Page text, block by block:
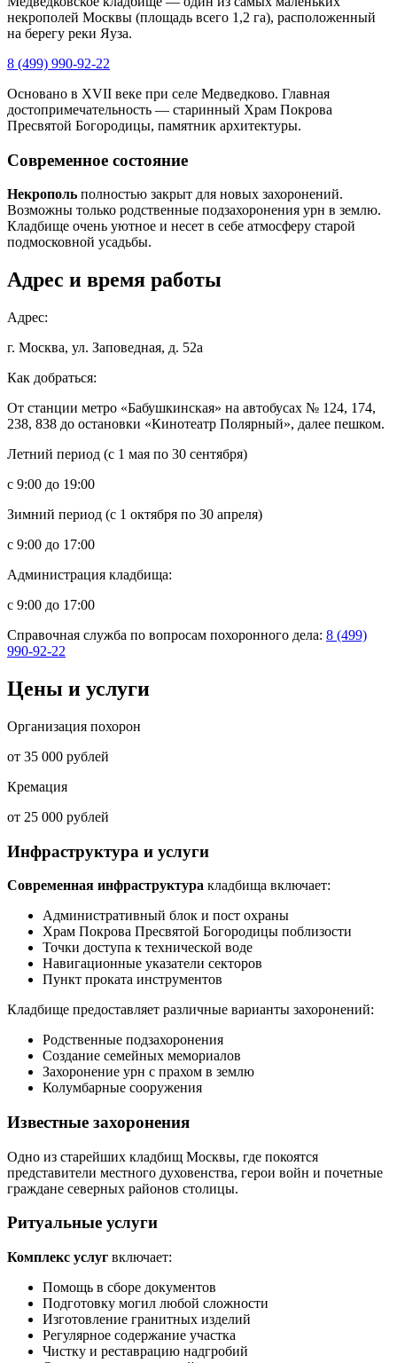
некрополей Москвы (площадь всего 1,2 га), расположенный
на берегу реки Яуза.
8 (499) 990-92-22
Основано в XVII веке при селе Медведково. Главная
достопримечательность — старинный Храм Покрова
Пресвятой Богородицы, памятник архитектуры.
Современное состояние
Некрополь полностью закрыт для новых захоронений.
Возможны только родственные подзахоронения урн в землю.
Кладбище очень уютное и несет в себе атмосферу старой
подмосковной усадьбы.
Адрес и время работы
Адрес:
г. Москва, ул. Заповедная, д. 52а
Как добраться:
От станции метро «Бабушкинская» на автобусах № 124, 174,
238, 838 до остановки «Кинотеатр Полярный», далее пешком.
Летний период (с 1 мая по 30 сентября)
с 9:00 до 19:00
Зимний период (с 1 октября по 30 апреля)
с 9:00 до 17:00
Администрация кладбища:
с 9:00 до 17:00
Справочная служба по вопросам похоронного дела: 8 (499)
990-92-22
Цены и услуги
Организация похорон
от 35 000 рублей
Кремация
от 25 000 рублей
Инфраструктура и услуги
Современная инфраструктура кладбища включает:
Административный блок и пост охраны
Храм Покрова Пресвятой Богородицы поблизости
Точки доступа к технической воде
Навигационные указатели секторов
Пункт проката инструментов
Кладбище предоставляет различные варианты захоронений:
Родственные подзахоронения
Создание семейных мемориалов
Захоронение урн с прахом в землю
Колумбарные сооружения
Известные захоронения
Одно из старейших кладбищ Москвы, где покоятся
представители местного духовенства, герои войн и почетные
граждане северных районов столицы.
Ритуальные услуги
Комплекс услуг включает:
Помощь в сборе документов
Подготовку могил любой сложности
Изготовление гранитных изделий
Регулярное содержание участка
Чистку и реставрацию надгробий